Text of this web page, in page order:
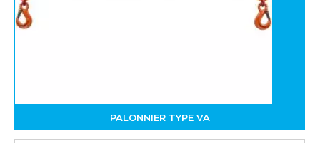
PALONNIER TYPE VA